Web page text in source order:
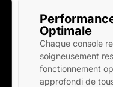
pour assurer un
un test